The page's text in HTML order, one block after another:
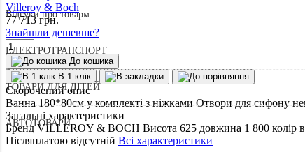
Відгуки про товарм
ЕЛЕКТРОТРАНСПОРТ
ТОВАРИ ДЛЯ ДІТЕЙ
АВТОТОВАРИ
Villeroy & Boch
77 713грн.
Знайшли дешевше?
До кошика
В 1 клік
Скорочений опис
Ванна 180*80см у комплекті з ніжками Отвори для сифону
Загальні характеристики
Бренд VILLEROY & BOCH Висота 625 довжина 1 800 колір
Післяплатою відсутній Всі характеристики